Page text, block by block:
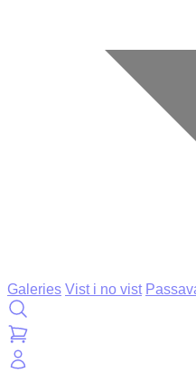
Galeries Vist i no vist